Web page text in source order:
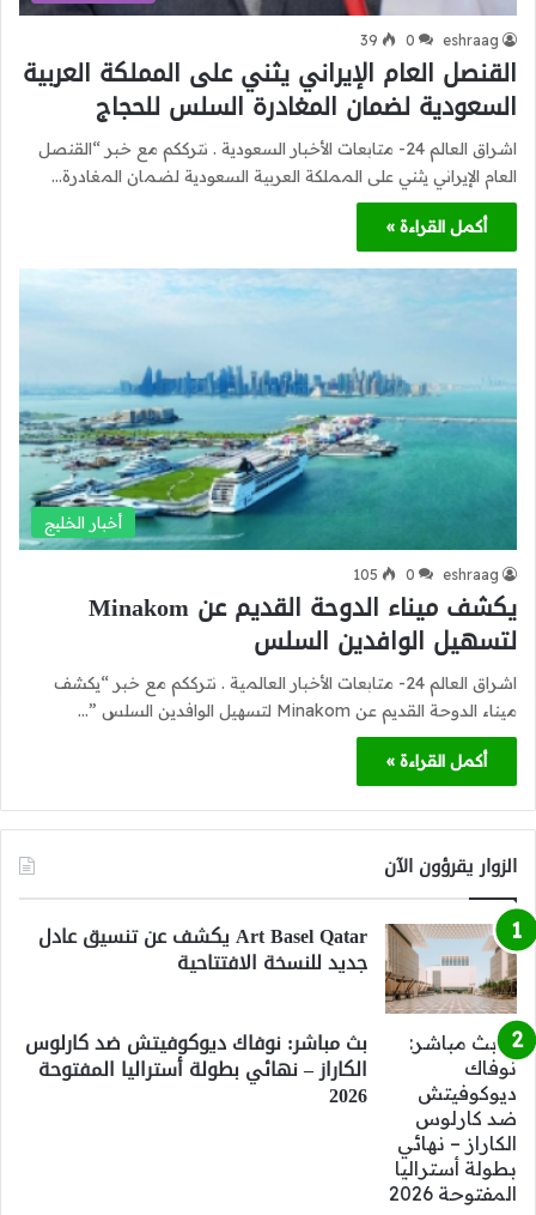
eshraag
0
39
القنصل العام الإيراني يثني على المملكة العربية
السعودية لضمان المغادرة السلس للحجاج
اشراق العالم 24- متابعات الأخبار السعودية . نترككم مع خبر “القنصل
العام الإيراني يثني على المملكة العربية السعودية لضمان المغادرة…
أكمل القراءة »
أخبار الخليج
eshraag
0
105
يكشف ميناء الدوحة القديم عن Minakom
لتسهيل الوافدين السلس
اشراق العالم 24- متابعات الأخبار العالمية . نترككم مع خبر “يكشف
ميناء الدوحة القديم عن Minakom لتسهيل الوافدين السلس ”…
أكمل القراءة »
الزوار يقرؤون الآن
Art Basel Qatar يكشف عن تنسيق عادل
جديد للنسخة الافتتاحية
بث مباشر: نوفاك ديوكوفيتش ضد كارلوس
الكاراز – نهائي بطولة أستراليا المفتوحة
2026